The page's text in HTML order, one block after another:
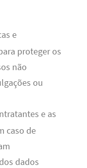
e
proteger os
não
ou
e as
caso de
dados